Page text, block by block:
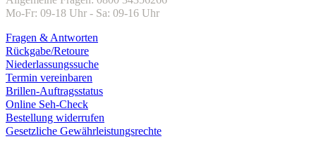
Mo-Fr: 09-18 Uhr - Sa: 09-16 Uhr
Fragen & Antworten
Rückgabe/Retoure
Niederlassungssuche
Termin vereinbaren
Brillen-Auftragsstatus
Online Seh-Check
Bestellung widerrufen
Gesetzliche Gewährleistungsrechte